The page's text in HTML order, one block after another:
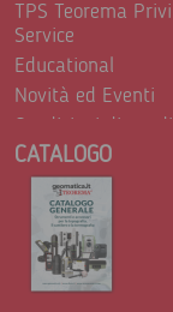
TPS Teorema
Service
Educational
Novità ed Eventi
Condizioni di
Trattamento dei
CATALOGO